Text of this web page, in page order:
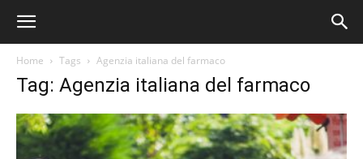
Home Tags Agenzia italiana del farmaco
Tag: Agenzia italiana del farmaco